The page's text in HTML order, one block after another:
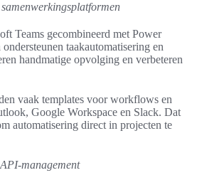
Teams gecombineerd met Power
taakautomatisering en
handmatige opvolging en verbeteren
vaak templates voor workflows en
Google Workspace en Slack. Dat
automatisering direct in projecten te
management